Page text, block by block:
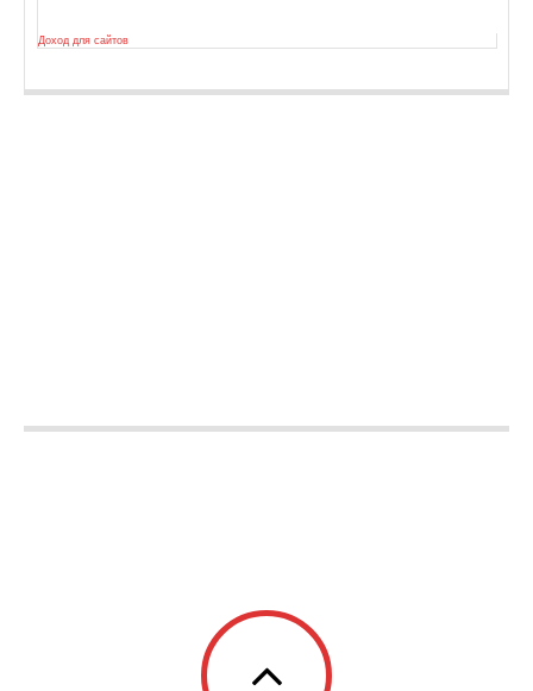
Доход для сайтов